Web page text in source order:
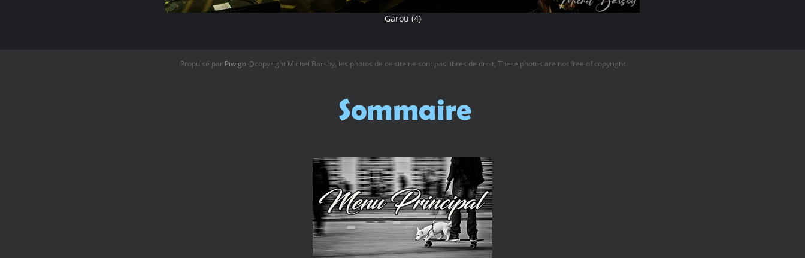
Garou (4)
Propulsé par Piwigo @copyright Michel Barsby, les photos de ce site ne sont pas libres de droit, These photos are not free of copyright